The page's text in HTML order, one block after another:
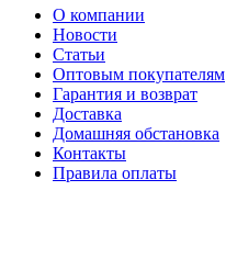
О компании
Новости
Статьи
Оптовым покупателям
Гарантия и возврат
Доставка
Домашняя обстановка
Контакты
Правила оплаты